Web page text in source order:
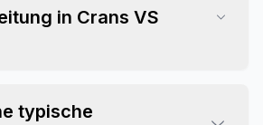
in Crans VS
typische